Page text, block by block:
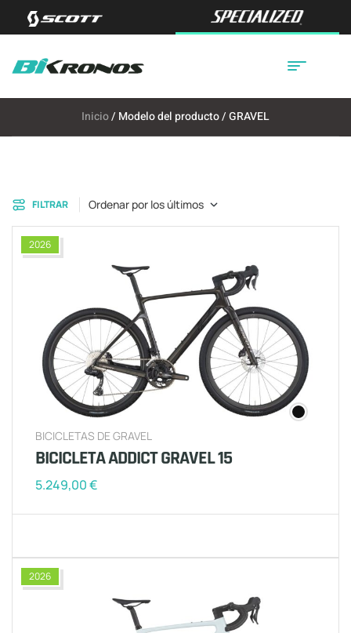
Inicio/ Modelo del producto / GRAVEL
FILTRAR Ordenar por los últimos
2026
BICICLETAS DE GRAVEL
BICICLETA ADDICT GRAVEL 15
5.249,00€
2026